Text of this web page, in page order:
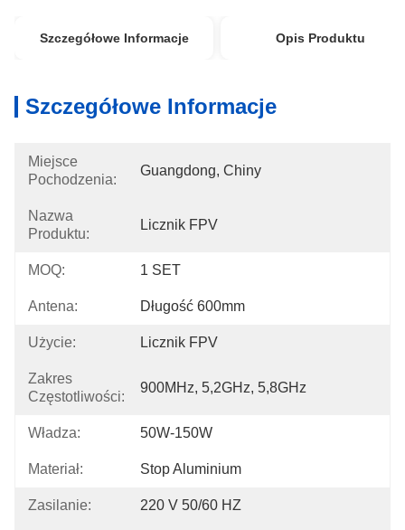
Szczegółowe Informacje Opis Produktu
Szczegółowe Informacje
Miejsce
Pochodzenia:
Guangdong, Chiny
Nazwa
Produktu:
Licznik FPV
MOQ: 1 SET
Antena: Długość 600mm
Użycie: Licznik FPV
Zakres
Częstotliwości:
900MHz, 5,2GHz, 5,8GHz
Władza: 50W-150W
Materiał: Stop Aluminium
Zasilanie: 220 V 50/60 HZ